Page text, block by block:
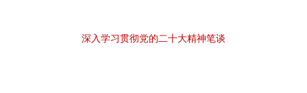
深入学习贯彻党的二十大精神笔谈